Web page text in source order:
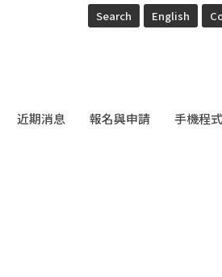
Search English
近期消息 報名與申請 手機程式